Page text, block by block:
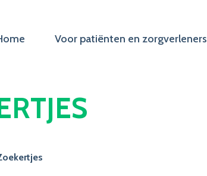
Voor patiënten en zorgverleners